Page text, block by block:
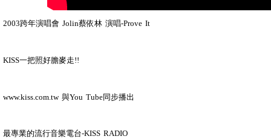
2003跨年演唱會 Jolin蔡依林 演唱-Prove It
KISS一把照好膽麥走!!
www.kiss.com.tw 與You Tube同步播出
最專業的流行音樂電台-KISS RADIO